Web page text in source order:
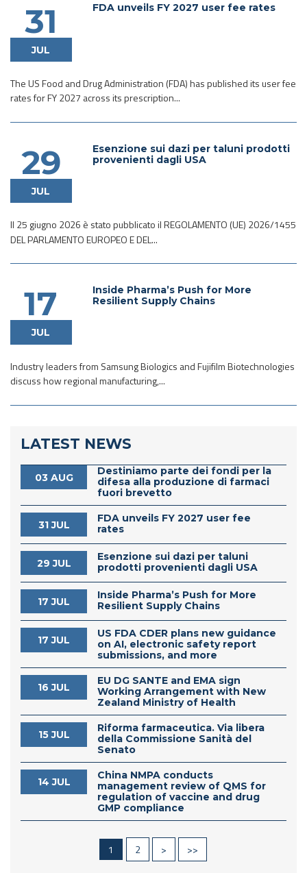
31
JUL
FDA unveils FY 2027 user fee rates
The US Food and Drug Administration (FDA) has published its user fee
rates for FY 2027 across its prescription...
29
JUL
Esenzione sui dazi per taluni prodotti
provenienti dagli USA
Il 25 giugno 2026 è stato pubblicato il REGOLAMENTO (UE) 2026/1455
DEL PARLAMENTO EUROPEO E DEL...
17
JUL
Inside Pharma’s Push for More
Resilient Supply Chains
Industry leaders from Samsung Biologics and Fujifilm Biotechnologies
discuss how regional manufacturing,...
LATEST NEWS
03 AUG
Destiniamo parte dei fondi per la
difesa alla produzione di farmaci
fuori brevetto
31 JUL
FDA unveils FY 2027 user fee
rates
29 JUL
Esenzione sui dazi per taluni
prodotti provenienti dagli USA
17 JUL
Inside Pharma’s Push for More
Resilient Supply Chains
17 JUL
US FDA CDER plans new guidance
on AI, electronic safety report
submissions, and more
16 JUL
EU DG SANTE and EMA sign
Working Arrangement with New
Zealand Ministry of Health
15 JUL
Riforma farmaceutica. Via libera
della Commissione Sanità del
Senato
14 JUL
China NMPA conducts
management review of QMS for
regulation of vaccine and drug
GMP compliance
1 2 > >>